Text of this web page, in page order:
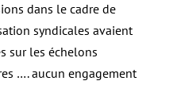
dans le cadre de
syndicales avaient
sur les échelons
…. aucun engagement